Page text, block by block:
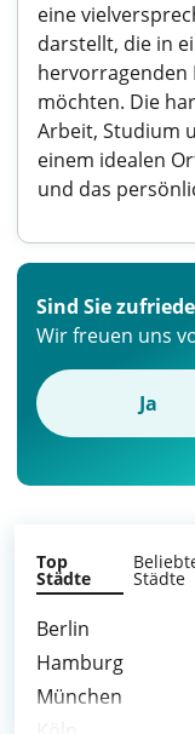
eine
darstellt, die in
hervorragenden
möchten. Die
Arbeit, Studium
einem idealen
und das
Sind Sie
Wir freuen uns
Ja
Top
Städte Städte
Berlin
Hamburg
München